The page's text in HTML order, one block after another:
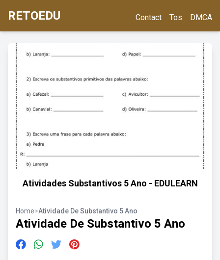
RETOEDU Contact Tos DMCA
Atividades Substantivos 5 Ano - EDULEARN
Home>Atividade De Substantivo 5 Ano
Atividade De Substantivo 5 Ano